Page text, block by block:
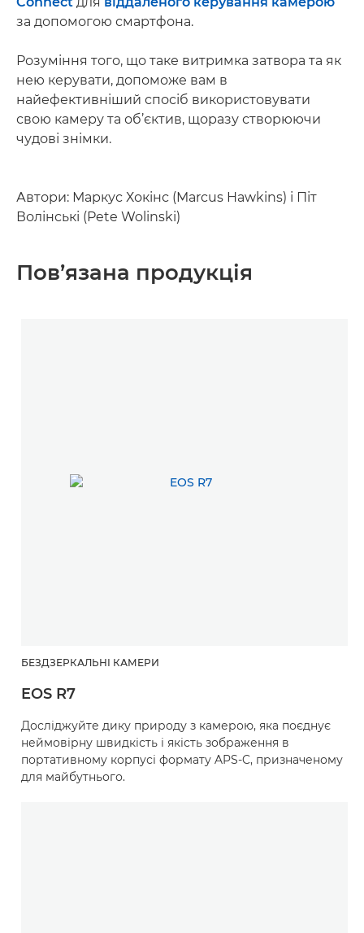
за допомогою смартфона.
Розуміння того, що таке витримка затвора та як
нею керувати, допоможе вам в
найефективніший спосіб використовувати
свою камеру та об’єктив, щоразу створюючи
чудові знімки.
Автори: Маркус Хокінс (Marcus Hawkins) і Піт
Волінські (Pete Wolinski)
Пов’язана продукція
БЕЗДЗЕРКАЛЬНІ КАМЕРИ
EOS R7
Досліджуйте дику природу з камерою, яка поєднує
неймовірну швидкість і якість зображення в
портативному корпусі формату APS-C, призначеному
для майбутнього.